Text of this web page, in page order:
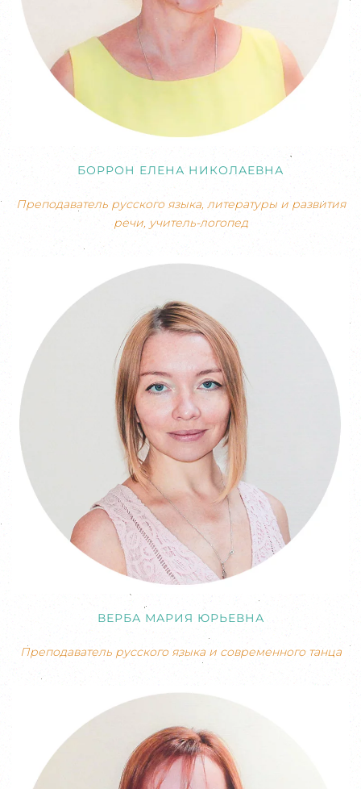
БОРРОН ЕЛЕНА НИКОЛАЕВНА
Преподаватель русского языка, литературы и развития
речи, учитель-логопед
ВЕРБА МАРИЯ ЮРЬЕВНА
Преподаватель русского языка и современного танца